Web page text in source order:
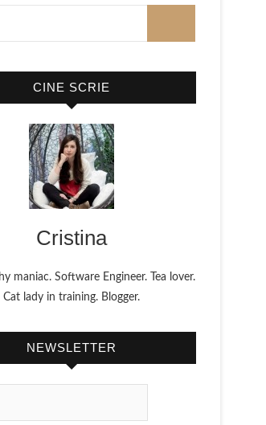
CINE SCRIE
Cristina
maniac. Software Engineer. Tea lover.
Cat lady in training. Blogger.
NEWSLETTER